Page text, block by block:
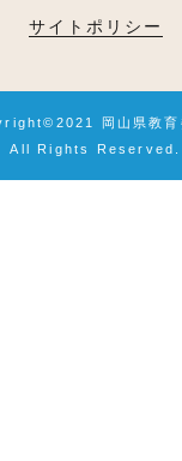
サイトポリシー
岡山県教育
All Rights Reserved.